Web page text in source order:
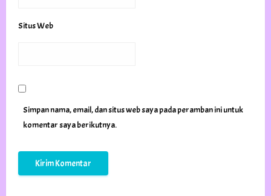
Situs Web
Simpan nama, email, dan situs web saya pada peramban ini untuk
komentar saya berikutnya.